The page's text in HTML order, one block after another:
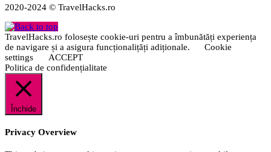
2020-2024 © TravelHacks.ro
TravelHacks.ro folosește cookie-uri pentru a îmbunătăți experiența
de navigare și a asigura funcționalițăți adiționale.
Cookie
settings
ACCEPT
Politica de confidențialitate
Închide
Privacy Overview